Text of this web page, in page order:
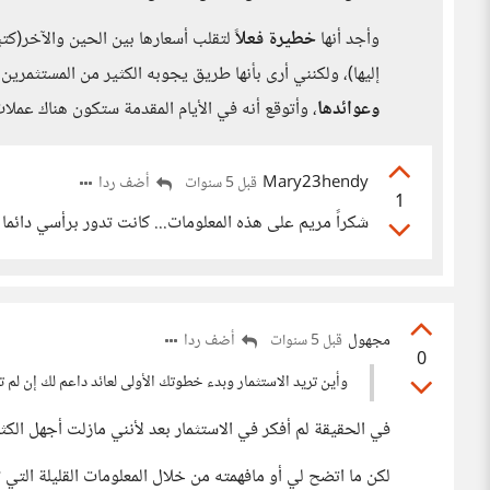
وأجد أنهاخطيرة فعلاًلتقلب أسعارها بين الحين
إليها)، ولكنني أرى بأنها طريق يجوبه الكثير من
وعوائدها، وأتوقع أنه في الأيام المقدمة ستكون هناك
1
Mary23hendy قبل 5 سنوات أضف ردا
شكراً مريم على هذه المعلومات... كانت تدور برأسي
0
مجهول قبل 5 سنوات
أضف ردا
وأين تريد الاستثمار وبدء خطوتك الأولى لعائد داعم لك إن لم
في الحقيقة لم أفكر في الاستثمار بعد لأنني مازلت أجهل
لكن ما اتضح لي أو مافهمته من خلال المعلومات القليلة